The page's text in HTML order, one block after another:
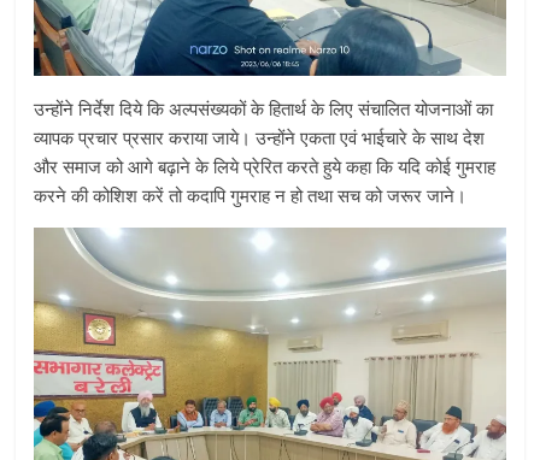
उन्होंने निर्देश दिये कि अल्पसंख्यकों के हितार्थ के लिए संचालित योजनाओं का
व्यापक प्रचार प्रसार कराया जाये। उन्होंने एकता एवं भाईचारे के साथ देश
और समाज को आगे बढ़ाने के लिये प्रेरित करते हुये कहा कि यदि कोई गुमराह
करने की कोशिश करें तो कदापि गुमराह न हो तथा सच को जरूर जाने।